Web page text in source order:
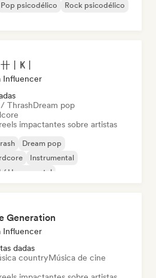
Pop psicodélico
Rock psicodélico
丨Ҝ丨
Influencer
ThrashDream pop
impactantes sobre artistas
Dream pop
Instrumental
/ Heavy metal
Generation
Influencer
dadas
countryMúsica de cine